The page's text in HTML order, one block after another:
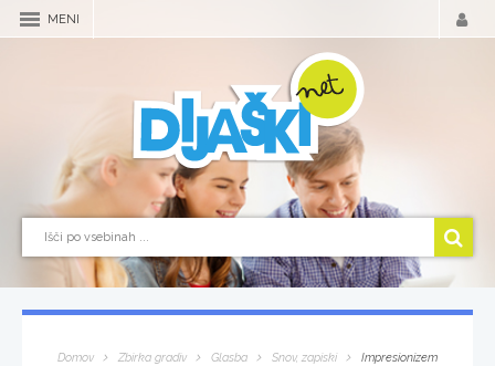
MENI
Domov Zbirka gradiv Glasba Snov, zapiski
Impresionizem